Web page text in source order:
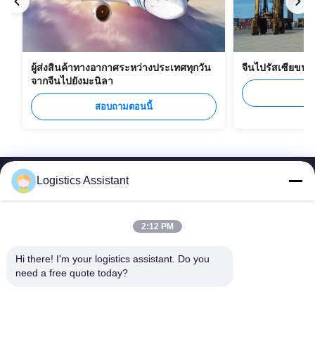
ผู้ส่งสินค้าทางอากาศระหว่างประเทศทุกวัน
จากจีนไปยังมะนิลา
สอบถามตอนนี้
จีนไปรัสเซียขนส่
Logistics Assistant
2:12 PM
Hi there! I'm your logistics assistant. Do you
need a free quote today?